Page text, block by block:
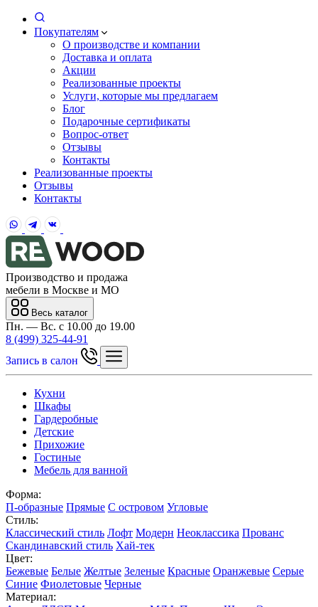
Покупателям
О производстве и компании
Доставка и оплата
Акции
Реализованные проекты
Услуги, которые мы предлагаем
Блог
Подарочные сертификаты
Вопрос-ответ
Отзывы
Контакты
Реализованные проекты
Отзывы
Контакты
Производство и продажа
мебели в Москве и МО
Весь каталог
Пн. — Вс. с 10.00 до 19.00
8 (499) 325-44-91
Запись в салон
Кухни
Шкафы
Гардеробные
Детские
Прихожие
Гостиные
Мебель для ванной
Форма:
П-образные Прямые С островом Угловые
Стиль:
Классический стиль Лофт Модерн Неоклассика Прованс
Скандинавский стиль Хай-тек
Цвет:
Бежевые Белые Желтые Зеленые Красные Оранжевые Серые
Синие Фиолетовые Черные
Материал: